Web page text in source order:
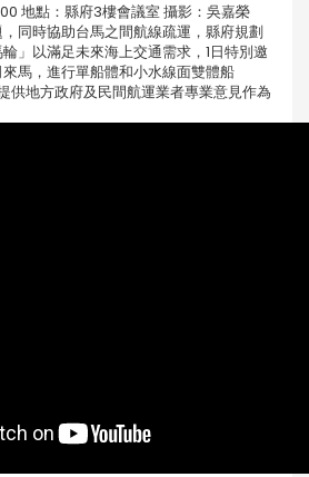
地點：縣府3樓會議室 攝影：吳嘉榮
同時協助台馬之間航線疏運，縣府規劃
」以滿足未來海上交通需求，1日特別邀
馬，進行單船體和小水線面雙體船
供地方政府及民間航運業者專業意見作為